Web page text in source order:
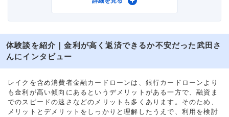
借入金額 50万円
審査時間 3時間以内
体験談を紹介｜金利が高く返済できるか不安だった武田さ
んにインタビュー
レイクを含め消費者金融カードローンは、銀行カードローンより
も金利が高い傾向にあるというデメリットがある一方で、融資ま
でのスピードの速さなどのメリットも多くあります。そのため、
メリットとデメリットをしっかりと理解したうえで、利用を検討